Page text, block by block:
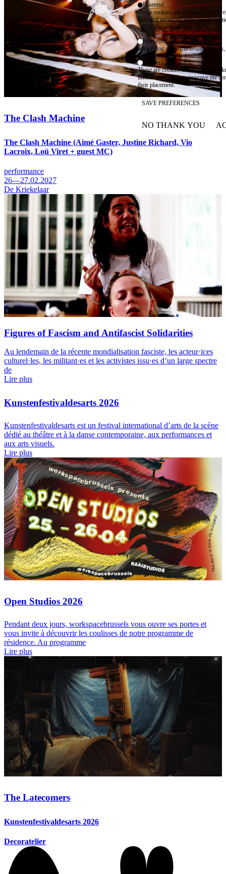
The Clash Machine
The Clash Machine (Aimé Gaster, Justine Richard, Vio
Lacroix, Loü Viret + guest MC)
performance
26—27.02.2027
De Kriekelaar
Figures of Fascism and Antifascist Solidarities
Au lendemain de la récente mondialisation fasciste, les acteur·ices
culturel·les, les militant·es et les activistes issu·es d’un large spectre
de
Lire plus
Kunstenfestivaldesarts 2026
Kunstenfestivaldesarts est un festival international d’arts de la scène
dédié au théâtre et à la danse contemporaine, aux performances et
aux arts visuels.
Lire plus
Open Studios 2026
Pendant deux jours, workspacebrussels vous ouvre ses portes et
vous invite à découvrir les coulisses de notre programme de
résidence. Au programme
Lire plus
The Latecomers
Kunstenfestivaldesarts 2026
Decoratelier
Essential
These cookies are necessary for
technical necessity, only an
access the website.
Marketing
advertising and remarketing cookies,
Statistics
These are cookies that enable us to
information solely to improve the
their placement.
SAVE PREFERENCES
NO THANK YOU
WITHDRAW